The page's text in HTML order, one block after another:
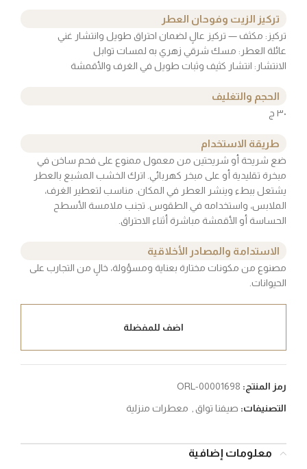
تركيز الزيت وفوحان العطر
تركيز: ‎مكثف — تركيز عالٍ لضمان احتراق طويل وانتشار غني
عائلة العطر: مسك شرقي زهري به لمسات توابل
الانتشار: انتشار كثيف وثبات طويل في الغرف والأقمشة
الحجم والتغليف
٣٠ ج
طريقة الاستخدام
ضع شريحة أو شريحتين من معمول ممنوع على فحم ساخن في
مبخرة تقليدية أو على مبخر كهربائي. اترك الخشب المشبع بالعطر
يشتعل ببطء وينشر العطر في المكان. مناسب لتعطير الغرف،
الملابس، واستخدامه في الطقوس. تجنب ملامسة الأسطح
الحساسة أو الأقمشة مباشرة أثناء الاحتراق.
الاستدامة والمصادر الأخلاقية
مصنوع من مكونات مختارة بعناية ومسؤولة، خالٍ من التجارب على
الحيوانات.
اضف للمفضلة
رمز المنتج: ORL-00001698
التصنيفات: صيفنا تواق معطرات منزلية
معلومات إضافية